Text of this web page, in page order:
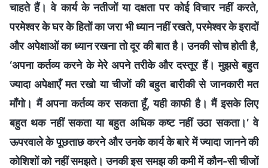
चाहते हैं। वे कार्य के नतीजों या दक्षता पर कोई विचार नहीं करते,
परमेश्वर के घर के हितों का जरा भी ध्यान नहीं रखते, परमेश्वर के इरादों
और अपेक्षाओं का ध्यान रखना तो दूर की बात है। उनकी सोच होती है,
‘अपना कर्तव्य करने के मेरे अपने तरीके और दस्तूर हैं। मुझसे बहुत
ज्यादा अपेक्षाएँ मत रखो या चीजों की बहुत बारीकी से जानकारी मत
माँगो। मैं अपना कर्तव्य कर सकता हूँ, यही काफी है। मैं इसके लिए
बहुत थक नहीं सकता या बहुत अधिक कष्ट नहीं उठा सकता।’ वे
ऊपरवाले के पूछताछ करने और उनके कार्य के बारे में ज्यादा जानने की
कोशिशों को नहीं समझते। उनकी इस समझ की कमी में कौन-सी चीजों